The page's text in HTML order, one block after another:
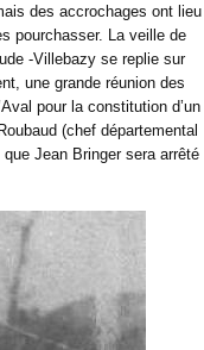
des accrochages ont lieu
pourchasser. La veille de
-Villebazy se replie sur
une grande réunion des
pour la constitution d’un
(chef départemental
Jean Bringer sera arrêté